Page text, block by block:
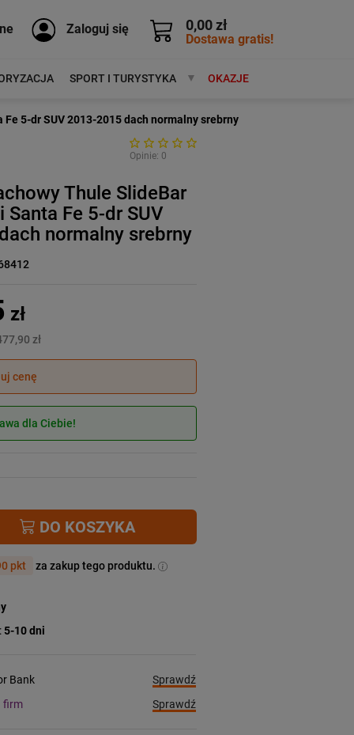
0,00 zł
Dostawa gratis!
Zaloguj się
SPORT I TURYSTYKA MARKIOKAZJE
5-dr SUV 2013-2015 dach normalny srebrny
Opinie: 0
Thule SlideBar
Santa Fe 5-dr SUV
normalny srebrny
zł
zł
cenę
dla Ciebie!
DO KOSZYKA
pkt za zakup tego produktu.
5-10 dni
Bank
Sprawdź
firm
Sprawdź